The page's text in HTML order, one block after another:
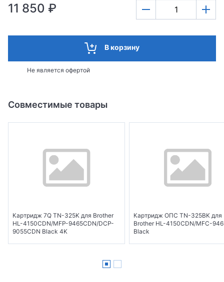
11 850 ₽
В корзину
Не является офертой
Совместимые товары
Картридж 7Q TN-325K для Brother
HL-4150CDN/MFP-9465CDN/DCP-
9055CDN Black 4K
Картридж ОПС TN-325BK для
Brother HL-4150CDN/MFC-
Black